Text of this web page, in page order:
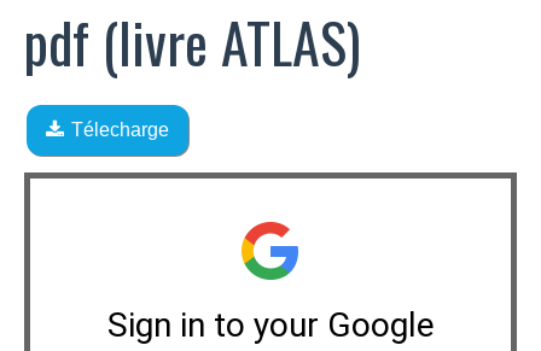
pdf (livre ATLAS)
Télecharge